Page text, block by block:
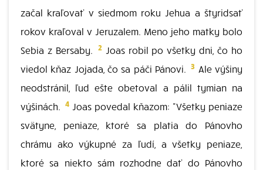
začal kraľovať v siedmom roku Jehua a štyridsať
rokov kraľoval v Jeruzalem. Meno jeho matky bolo
Sebia z Bersaby. 2Joas robil po všetky dni, čo ho
viedol kňaz Jojada, čo sa páči Pánovi. 3 Ale výšiny
neodstránil, ľud ešte obetoval a pálil tymian na
výšinách. 4 Joas povedal kňazom: "Všetky peniaze
svätyne, peniaze, ktoré sa platia do Pánovho
chrámu ako výkupné za ľudí, a všetky peniaze,
ktoré sa niekto sám rozhodne dať do Pánovho